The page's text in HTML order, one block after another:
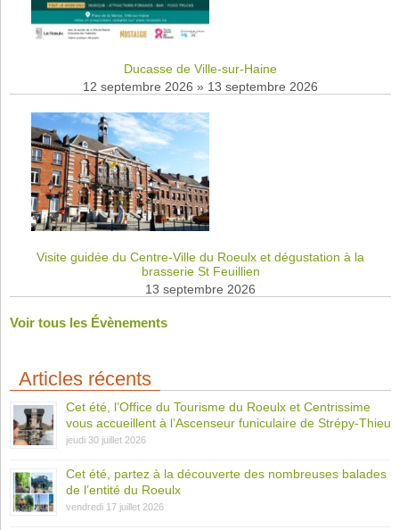
Ducasse de Ville-sur-Haine
12 septembre 2026 » 13 septembre 2026
Visite guidée du Centre-Ville du Roeulx et dégustation à la
brasserie St Feuillien
13 septembre 2026
Voir tous les Évènements
Articles récents
Cet été, l’Office du Tourisme du Roeulx et Centrissime
vous accueillent à l’Ascenseur funiculaire de Strépy-Thieu
jeudi 30 juillet 2026
Cet été, partez à la découverte des nombreuses balades
de l’entité du Roeulx
vendredi 17 juillet 2026